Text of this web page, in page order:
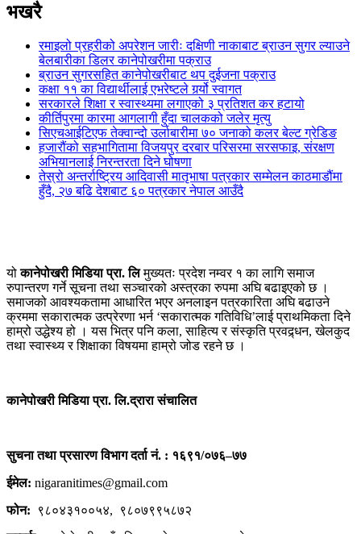
भखरै
रमाइलो प्रहरीको अपरेशन जारीः दक्षिणी नाकाबाट ब्राउन सुगर ल्याउने
बेलबारीका डिलर कानेपोखरीमा पक्राउ
ब्राउन सुगरसहित कानेपोखरीबाट थप दुईजना पक्राउ
कक्षा ११ का विद्यार्थीलाई एभरेष्टले गर्र्यो स्वागत
सरकारले शिक्षा र स्वास्थ्यमा लगाएको ३ प्रतिशत कर हटायो
कीर्तिपुरमा कारमा आगलागी हुँदा चालकको जलेर मृत्यु
सिएचआईटिएफ तेक्वान्दो उर्लाबारीमा ७० जनाको कलर बेल्ट ग्रेडिङ
हजारौंको सहभागितामा विजयपुर दरबार परिसरमा सरसफाइ, संरक्षण
अभियानलाई निरन्तरता दिने घोषणा
तेस्रो अन्तर्राष्ट्रिय आदिवासी मातृभाषा पत्रकार सम्मेलन काठमाडौंमा
हुँदै, २७ बढि देशबाट ६० पत्रकार नेपाल आउँदै
योकानेपोखरी मिडिया प्रा. लिमुख्यतः प्रदेश नम्वर १ का लागि समाज
रुपान्तरण गर्ने सूचना तथा सञ्चारको अस्त्रका रुपमा अघि बढाइएको छ ।
समाजको आवश्यकतामा आधारित भएर अनलाइन पत्रकारिता अघि बढाउने
क्रममा सकारात्मक उत्प्रेरणा भर्न ‘सकारात्मक गतिविधि’लाई प्राथमिकता दिने
हाम्रो उद्धेश्य हो । यस भित्र पनि कला, साहित्य र संस्कृति प्रवद्र्धन, खेलकुद
तथा स्वास्थ्य र शिक्षाका विषयमा हाम्रो जोड रहने छ ।
कानेपोखरी मिडिया प्रा. लि.द्रारा संचालित
सुचना तथा प्रसारण विभाग दर्ता नं. : १६९१/०७६–७७
ईमेल: nigaranitimes@gmail.com
फोन:
९८०४३१००५४, ९८०७९९५८७२